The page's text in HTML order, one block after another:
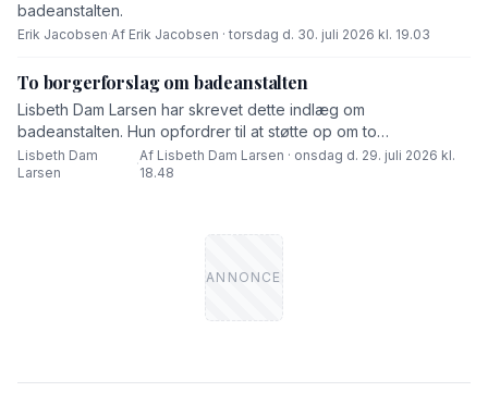
badeanstalten.
Erik Jacobsen·Af Erik Jacobsen · torsdag d. 30. juli 2026 kl. 19.03
To borgerforslag om badeanstalten
Lisbeth Dam Larsen har skrevet dette indlæg om
badeanstalten. Hun opfordrer til at støtte op om to
borgerforslag.
Lisbeth Dam
Larsen
·
Af Lisbeth Dam Larsen · onsdag d. 29. juli 2026 kl.
18.48